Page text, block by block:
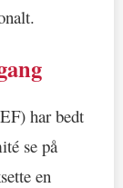
har bedt
se på
en